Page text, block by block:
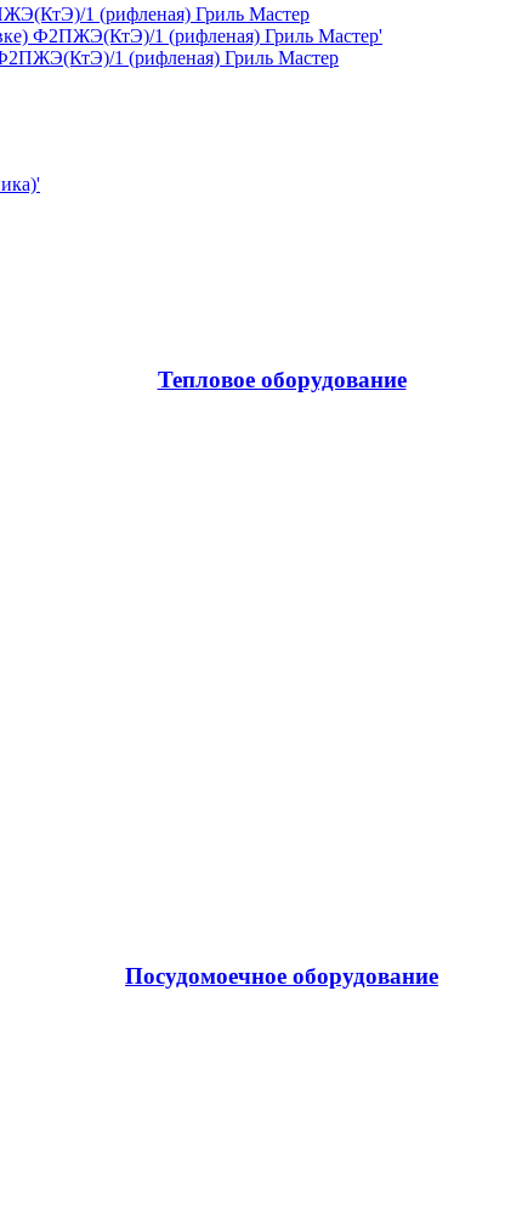
Ф2ПЖЭ(КтЭ)/1 (рифленая) Гриль Мастер
Тепловое оборудование
Посудомоечное оборудование